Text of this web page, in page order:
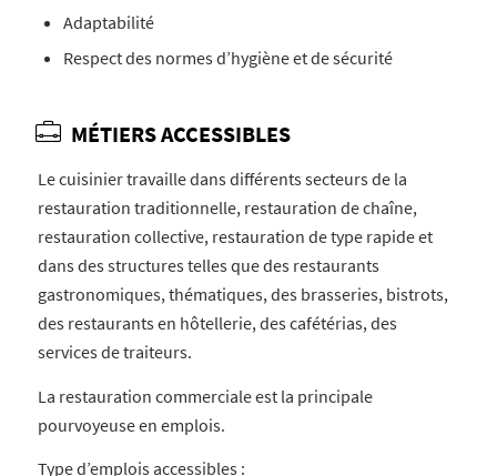
Adaptabilité
Respect des normes d’hygiène et de sécurité
MÉTIERS ACCESSIBLES
Le cuisinier travaille dans différents secteurs de la
restauration traditionnelle, restauration de chaîne,
restauration collective, restauration de type rapide et
dans des structures telles que des restaurants
gastronomiques, thématiques, des brasseries, bistrots,
des restaurants en hôtellerie, des cafétérias, des
services de traiteurs.
La restauration commerciale est la principale
pourvoyeuse en emplois.
Type d’emplois accessibles :